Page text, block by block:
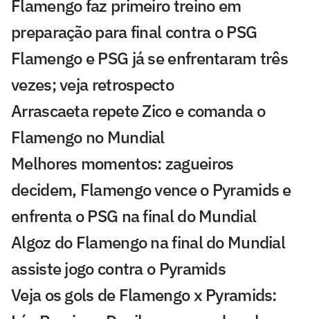
Flamengo faz primeiro treino em
preparação para final contra o PSG
Flamengo e PSG já se enfrentaram três
vezes; veja retrospecto
Arrascaeta repete Zico e comanda o
Flamengo no Mundial
Melhores momentos: zagueiros
decidem, Flamengo vence o Pyramids e
enfrenta o PSG na final do Mundial
Algoz do Flamengo na final do Mundial
assiste jogo contra o Pyramids
Veja os gols de Flamengo x Pyramids: